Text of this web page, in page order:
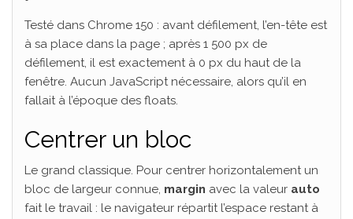
Testé dans Chrome 150 : avant défilement, l’en-tête est
à sa place dans la page ; après 1 500 px de
défilement, il est exactement à 0 px du haut de la
fenêtre. Aucun JavaScript nécessaire, alors qu’il en
fallait à l’époque des floats.
Centrer un bloc
Le grand classique. Pour centrer horizontalement un
bloc de largeur connue, margin avec la valeur auto
fait le travail : le navigateur répartit l’espace restant à